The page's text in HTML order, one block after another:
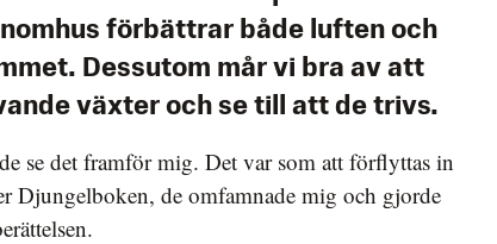
förbättrar både luften och
Dessutom mår vi bra av att
växter och se till att de trivs.
se det framför mig. Det var som att förflyttas in
Djungelboken, de omfamnade mig och gjorde